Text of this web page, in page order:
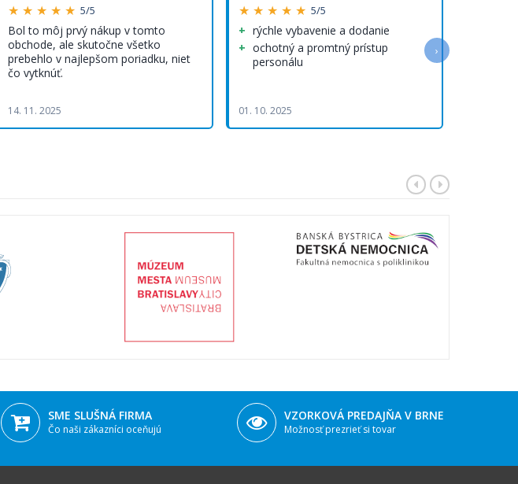
★ ★ ★ ★ ★ 5/5
Bol to môj prvý nákup v tomto
obchode, ale skutočne všetko
prebehlo v najlepšom poriadku, niet
čo vytknúť.
14. 11. 2025
★ ★ ★ ★ ★ 5/5
rýchle vybavenie a dodanie
ochotný a promtný prístup
personálu
01. 10. 2025
›
SME SLUŠNÁ FIRMA
Čo naši zákazníci oceňujú
VZORKOVÁ PREDAJŇA V BRNE
Možnosť prezrieť si tovar